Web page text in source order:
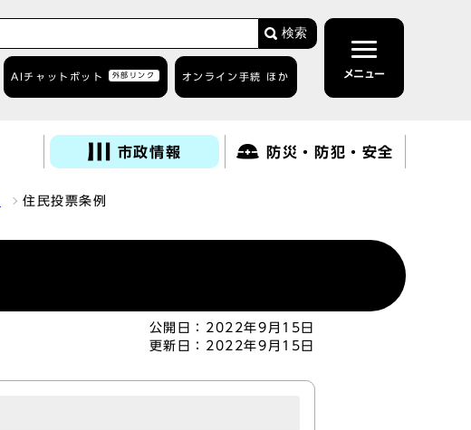
検索
AIチャットボット 外部リンク オンライン手続 ほか メニュー
市政情報 防災・防犯・安全
住民投票条例
公開日： 2022年9月15日
更新日： 2022年9月15日